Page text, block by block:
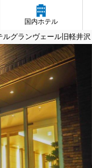
国内ホテル
ルグランヴェール旧軽井沢